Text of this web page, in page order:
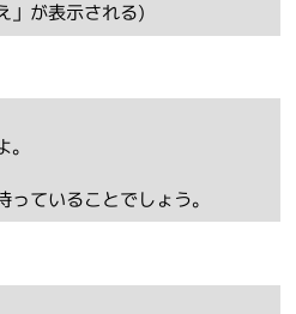
」が表示される)
ていることでしょう。